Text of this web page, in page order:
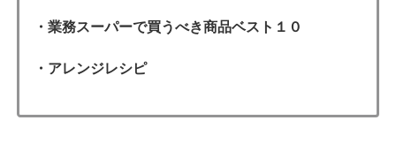
・業務スーパーで買うべき商品ベスト１０
・アレンジレシピ